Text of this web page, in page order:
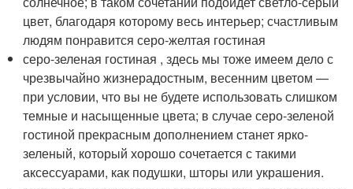
цвет, благодаря которому весь интерьер; счастливым
людям понравится серо-желтая гостиная
серо-зеленая гостиная , здесь мы тоже имеем дело с
чрезвычайно жизнерадостным, весенним цветом —
при условии, что вы не будете использовать слишком
темные и насыщенные цвета; в случае серо-зеленой
гостиной прекрасным дополнением станет ярко-
зеленый, который хорошо сочетается с такими
аксессуарами, как подушки, шторы или украшения.